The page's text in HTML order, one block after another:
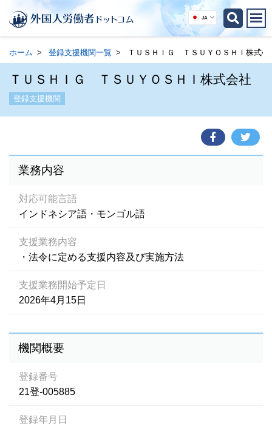
JA
ホーム 登録支援機関一覧 ＴＵＳＨＩＧ ＴＳＵＹＯＳＨＩ株式会
ＴＵＳＨＩＧ ＴＳＵＹＯＳＨＩ株式会社
登録支援機関
業務内容
対応可能言語
インドネシア語・モンゴル語
支援業務内容
・法令に定める支援内容及び実施方法
支援業務開始予定日
2026年4月15日
機関概要
登録番号
21登-005885
登録年月日